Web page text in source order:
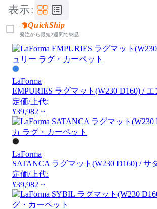
表示:
QuickShip
発注から最短2週間で納品
LaForma
EMPURIES ラグマット(W230 D160) /
定価/上代:
¥39,982 ~
LaForma
SATANCA ラグマット(W230 D160) / サ
定価/上代:
¥39,982 ~